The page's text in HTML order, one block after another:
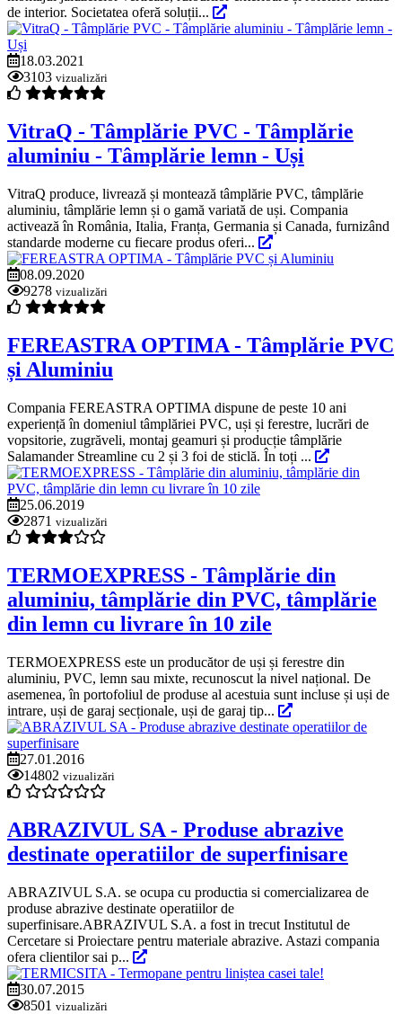
de interior. Societatea oferă soluții...
18.03.2021
3103 vizualizări
VitraQ - Tâmplărie PVC - Tâmplărie
aluminiu - Tâmplărie lemn - Uși
VitraQ produce, livrează și montează tâmplărie PVC, tâmplărie
aluminiu, tâmplărie lemn și o gamă variată de uși. Compania
activează în România, Italia, Franța, Germania și Canada, furnizând
standarde moderne cu fiecare produs oferi...
08.09.2020
9278 vizualizări
FEREASTRA OPTIMA - Tâmplărie PVC
și Aluminiu
Compania FEREASTRA OPTIMA dispune de peste 10 ani
experiență în domeniul tâmplăriei PVC, uși și ferestre, lucrări de
vopsitorie, zugrăveli, montaj geamuri și producție tâmplărie
Salamander Streamline cu 2 și 3 foi de sticlă. În toți ...
25.06.2019
2871 vizualizări
TERMOEXPRESS - Tâmplărie din
aluminiu, tâmplărie din PVC, tâmplărie
din lemn cu livrare în 10 zile
TERMOEXPRESS este un producător de uși și ferestre din
aluminiu, PVC, lemn sau mixte, recunoscut la nivel național. De
asemenea, în portofoliul de produse al acestuia sunt incluse și uși de
intrare, uși de garaj secționale, uși de garaj tip...
27.01.2016
14802 vizualizări
ABRAZIVUL SA - Produse abrazive
destinate operatiilor de superfinisare
ABRAZIVUL S.A. se ocupa cu productia si comercializarea de
produse abrazive destinate operatiilor de
superfinisare.ABRAZIVUL S.A. a fost in trecut Institutul de
Cercetare si Proiectare pentru materiale abrazive. Astazi compania
ofera clientilor sai p...
30.07.2015
8501 vizualizări